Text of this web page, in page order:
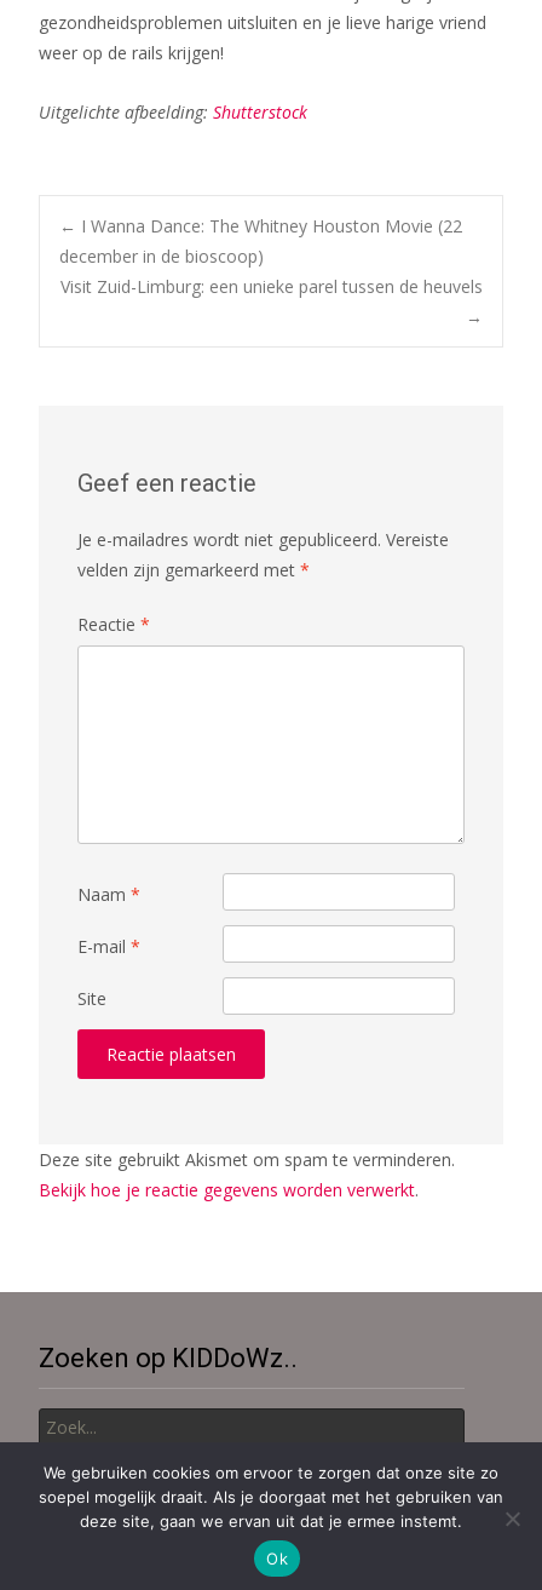
gezondheidsproblemen uitsluiten en je lieve harige vriend
weer op de rails krijgen!
Uitgelichte afbeelding: Shutterstock
Bericht
navigatie
← I Wanna Dance: The Whitney Houston Movie (22
december in de bioscoop)
Visit Zuid-Limburg: een unieke parel tussen de heuvels
→
Geef een reactie
Je e-mailadres wordt niet gepubliceerd. Vereiste
velden zijn gemarkeerd met *
Reactie *
Naam *
E-mail *
Site
Deze site gebruikt Akismet om spam te verminderen.
Bekijk hoe je reactie gegevens worden verwerkt.
Zoeken op KIDDoWz..
Zoek
naar:
Copyright © KiDDoWz: voor kinderen en hun (groot)ouders
, thema
We gebruiken cookies om ervoor te zorgen dat onze site zo
soepel mogelijk draait. Als je doorgaat met het gebruiken van
deze site, gaan we ervan uit dat je ermee instemt.
Ok